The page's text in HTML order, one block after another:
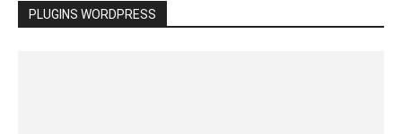
PLUGINS WORDPRESS